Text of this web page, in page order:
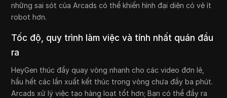
những sai sót của Arcads có thể khiến hình đại diện có vẻ ít
robot hơn.
Tốc độ, quy trình làm việc và tính nhất quán đầu
ra
HeyGen thúc đẩy quay vòng nhanh cho các video đơn lẻ,
hầu hết các lần xuất kết thúc trong vòng chưa đầy ba phút.
Arcads xử lý việc tạo hàng loạt tốt hơn; Bạn có thể đẩy ra